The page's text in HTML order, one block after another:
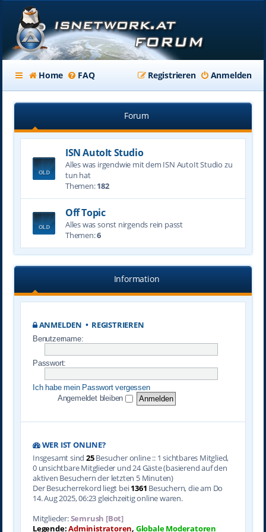
Home FAQ Anmelden
Registrieren
Forum
ISN AutoIt Studio
Alles was irgendwie mit dem ISN AutoIt Studio zu
tun hat
Themen:182
Off Topic
Alles was sonst nirgends rein passt
Themen:6
Information
ANMELDEN • REGISTRIEREN
Benutzername:
Passwort:
Ich habe mein Passwort vergessen
Angemeldet bleiben
WER IST ONLINE?
Insgesamt sind 25Besucher online :: 1 sichtbares Mitglied,
0 unsichtbare Mitglieder und 24 Gäste (basierend auf den
aktiven Besuchern der letzten 5 Minuten)
Der Besucherrekord liegt bei1361 Besuchern, die am Do
14. Aug 2025, 06:23 gleichzeitig online waren.
Mitglieder:Semrush [Bot]
Legende:Administratoren, Globale Moderatoren